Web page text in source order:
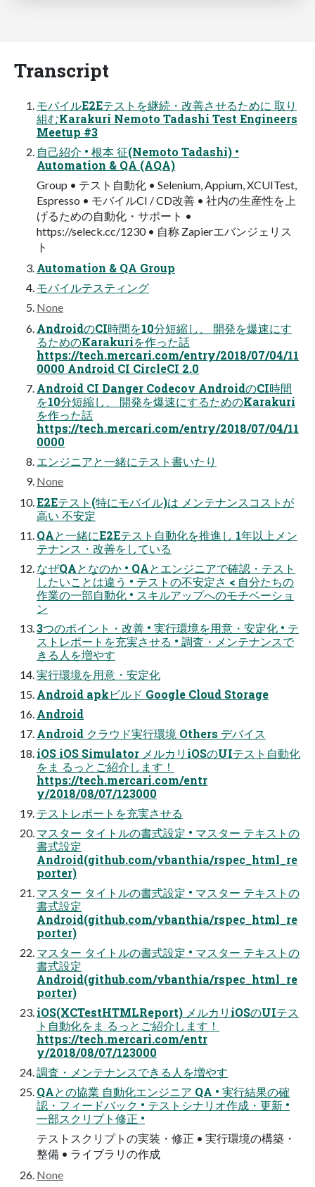
Transcript
モバイルE2Eテストを継続・改善させるために 取り
組むKarakuri Nemoto Tadashi Test Engineers
Meetup #3
自己紹介 • 根本 征(Nemoto Tadashi) •
Automation & QA (AQA)
Group • テスト自動化 • Selenium, Appium, XCUITest,
Espresso • モバイルCI / CD改善 • 社内の生産性を上
げるための自動化・サポート •
https://seleck.cc/1230 • 自称 Zapierエバンジェリス
ト
Automation & QA Group
モバイルテスティング
None
AndroidのCI時間を10分短縮し、 開発を爆速にす
るためのKarakuriを作った話
https://tech.mercari.com/entry/2018/07/04/11
0000 Android CI CircleCI 2.0
Android CI Danger Codecov AndroidのCI時間
を10分短縮し、 開発を爆速にするためのKarakuri
を作った話
https://tech.mercari.com/entry/2018/07/04/11
0000
エンジニアと一緒にテスト書いたり
None
E2Eテスト(特にモバイル)は メンテナンスコストが
高い 不安定
QAと一緒にE2Eテスト自動化を推進し 1年以上メン
テナンス・改善をしている
なぜQAとなのか • QAとエンジニアで確認・テスト
したいことは違う • テストの不安定さ < 自分たちの
作業の一部自動化 • スキルアップへのモチベーショ
ン
3つのポイント・改善 • 実行環境を用意・安定化 • テ
ストレポートを充実させる • 調査・メンテナンスで
きる人を増やす
実行環境を用意・安定化
Android apkビルド Google Cloud Storage
Android
Android クラウド実行環境 Others デバイス
iOS iOS Simulator メルカリiOSのUIテスト自動化
をま るっとご紹介します！
https://tech.mercari.com/entr
y/2018/08/07/123000
テストレポートを充実させる
マスター タイトルの書式設定 • マスター テキストの
書式設定
Android(github.com/vbanthia/rspec_html_re
porter)
マスター タイトルの書式設定 • マスター テキストの
書式設定
Android(github.com/vbanthia/rspec_html_re
porter)
マスター タイトルの書式設定 • マスター テキストの
書式設定
Android(github.com/vbanthia/rspec_html_re
porter)
iOS(XCTestHTMLReport) メルカリiOSのUIテス
ト自動化をま るっとご紹介します！
https://tech.mercari.com/entr
y/2018/08/07/123000
調査・メンテナンスできる人を増やす
QAとの協業 自動化エンジニア QA • 実行結果の確
認・フィードバック • テストシナリオ作成・更新 •
一部スクリプト修正 •
テストスクリプトの実装・修正 • 実行環境の構築・
整備 • ライブラリの作成
None